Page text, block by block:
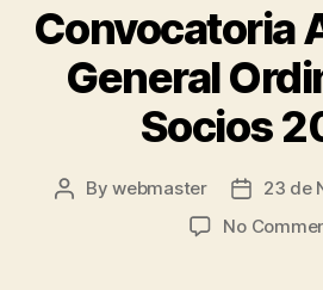
Convocatoria
General
Socios
PostBywebmaster
Post
date
23 de
No